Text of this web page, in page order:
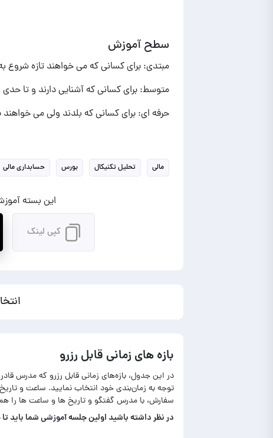
سطح آموزش
مبتدی: برای کسانی که می خواهند تازه شروع
متوسط: برای کسانی که آشنایی دارند و تا حدی
حرفه ای: برای کسانی که بلدند ولی می خواهند
مالی تحلیل تکنیکال بورس حسابداری مالی
این بسته
کپی لینک
بازه های زمانی قابل رزرو
در این جدول، بازه‌های زمانی قابل رزرو که مدرس
توجه به زمان‌بندی خود انتخاب نمایید. ساعت و
سفارش، با مدرس گفتگو و تاریخ ها و ساعت ها را
در‌ نظر داشته باشید اولین جلسه آموزشی شما باید تا حداکثر ۷ روز بعد از نمایش آموزش